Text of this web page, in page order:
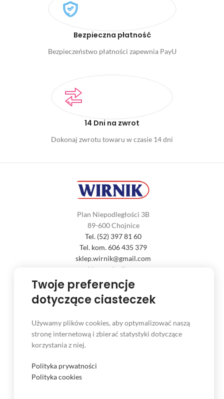
Bezpieczna płatność
Bezpieczeństwo płatności zapewnia PayU
14 Dni na zwrot
Dokonaj zwrotu towaru w czasie 14 dni
Plan Niepodległości 3B
89-600 Chojnice
Tel. (52) 397 81 60
Tel. kom. 606 435 379
sklep.wirnik@gmail.com
sklep@wirnik.com
INFORMACJE
Polityka prywatności
Twoje preferencje
dotyczące ciasteczek
Używamy plików cookies, aby optymalizować naszą
stronę internetową i zbierać statystyki dotyczące
korzystania z niej.
Polityka prywatności
Polityka cookies